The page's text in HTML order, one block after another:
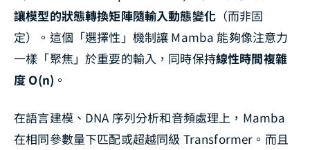
讓模型的狀態轉換矩陣隨輸入動態變化（而非固
定）。這個「選擇性」機制讓 Mamba 能夠像注意力
一樣「聚焦」於重要的輸入，同時保持線性時間複雜
度 O(n) 。
在語言建模、DNA 序列分析和音頻處理上，Mamba
在相同參數量下匹配或超越同級 Transformer。而且